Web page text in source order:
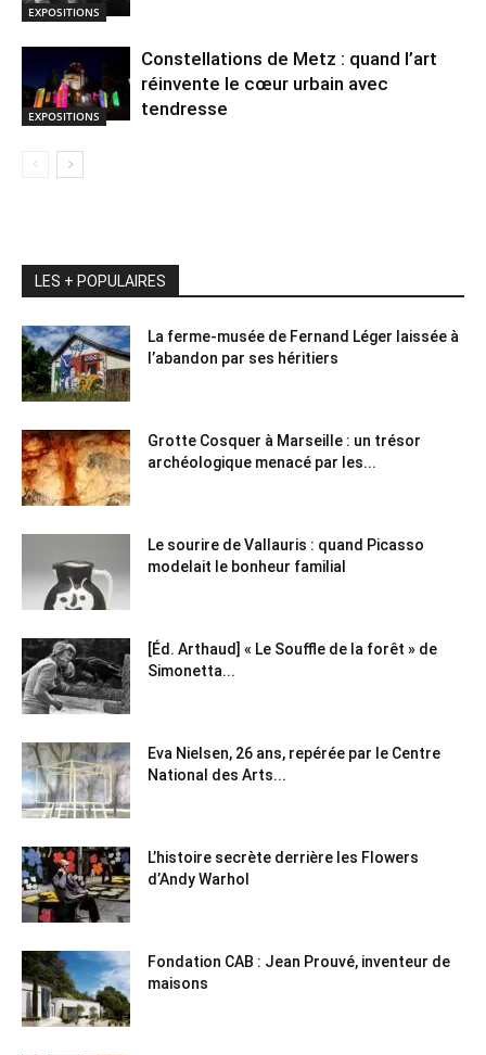
EXPOSITIONS
EXPOSITIONS
Constellations de Metz : quand l’art
réinvente le cœur urbain avec
tendresse
LES + POPULAIRES
La ferme-musée de Fernand Léger laissée à
l’abandon par ses héritiers
Grotte Cosquer à Marseille : un trésor
archéologique menacé par les...
Le sourire de Vallauris : quand Picasso
modelait le bonheur familial
[Éd. Arthaud] « Le Souffle de la forêt » de
Simonetta...
Eva Nielsen, 26 ans, repérée par le Centre
National des Arts...
L’histoire secrète derrière les Flowers
d’Andy Warhol
Fondation CAB : Jean Prouvé, inventeur de
maisons